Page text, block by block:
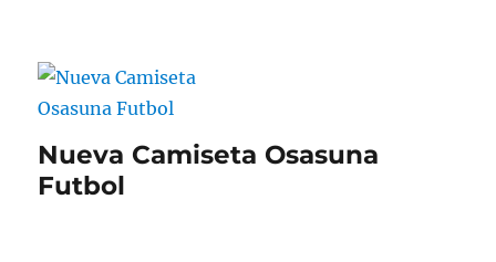
Nueva Camiseta Osasuna
Futbol